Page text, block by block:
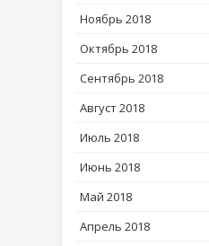
Ноябрь 2018
Октябрь 2018
Сентябрь 2018
Август 2018
Июль 2018
Июнь 2018
Май 2018
Апрель 2018